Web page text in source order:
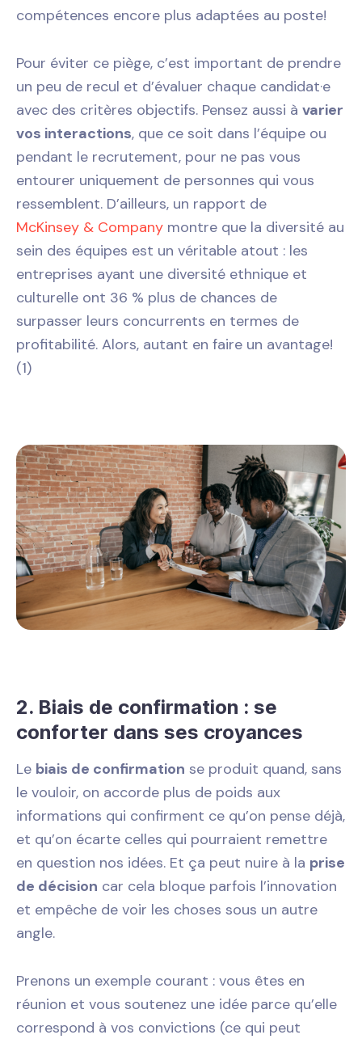
compétences encore plus adaptées au poste!
Pour éviter ce piège, c’est important de prendre
un peu de recul et d’évaluer chaque candidat·e
avec des critères objectifs. Pensez aussi à varier
vos interactions, que ce soit dans l’équipe ou
pendant le recrutement, pour ne pas vous
entourer uniquement de personnes qui vous
ressemblent. D’ailleurs, un rapport de
McKinsey & Company montre que la diversité au
sein des équipes est un véritable atout : les
entreprises ayant une diversité ethnique et
culturelle ont 36 % plus de chances de
surpasser leurs concurrents en termes de
profitabilité. Alors, autant en faire un avantage!
(1)
2. Biais de confirmation : se
conforter dans ses croyances
Le biais de confirmation se produit quand, sans
le vouloir, on accorde plus de poids aux
informations qui confirment ce qu’on pense déjà,
et qu’on écarte celles qui pourraient remettre
en question nos idées. Et ça peut nuire à la prise
de décision car cela bloque parfois l’innovation
et empêche de voir les choses sous un autre
angle.
Prenons un exemple courant : vous êtes en
réunion et vous soutenez une idée parce qu’elle
correspond à vos convictions (ce qui peut